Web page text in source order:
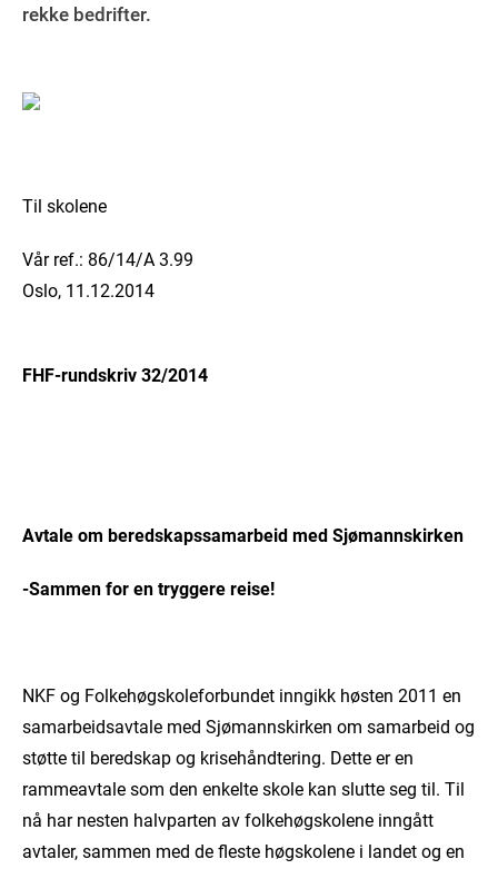
rekke bedrifter.
Til skolene
Vår ref.: 86/14/A 3.99
Oslo, 11.12.2014
FHF-rundskriv 32/2014
Avtale om beredskapssamarbeid med Sjømannskirken
-Sammen for en tryggere reise!
NKF og Folkehøgskoleforbundet inngikk høsten 2011 en
samarbeidsavtale med Sjømannskirken om samarbeid og
støtte til beredskap og krisehåndtering. Dette er en
rammeavtale som den enkelte skole kan slutte seg til. Til
nå har nesten halvparten av folkehøgskolene inngått
avtaler, sammen med de fleste høgskolene i landet og en